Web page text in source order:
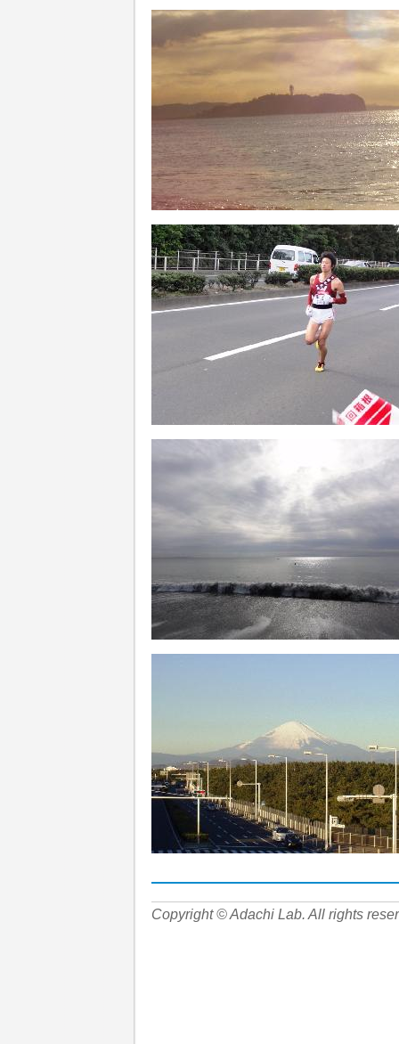
Copyright © Adachi Lab. All rights